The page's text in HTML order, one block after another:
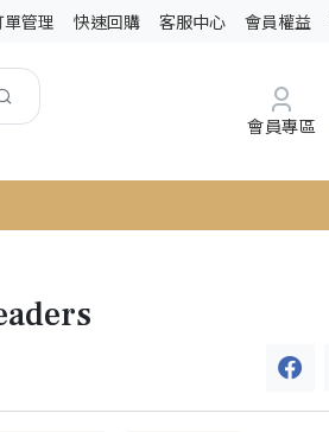
單管理 快速回購 客服中心 會員權益
會員專區